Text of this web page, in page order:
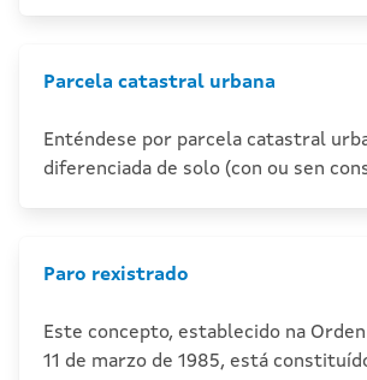
Parcela catastral urbana
Enténdese por parcela catastral
diferenciada de solo (con ou sen
Paro rexistrado
Este concepto, establecido na
11 de marzo de 1985, está